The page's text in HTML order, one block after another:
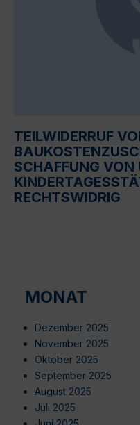
TEILWIDERRUF
SCHAFFUNG
RECHTSWIDRIG
MONAT
Dezember 2025
November 2025
Oktober 2025
September 2025
August 2025
Juli 2025